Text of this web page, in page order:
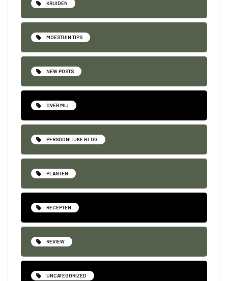
KRUIDEN
MOESTUIN TIPS
NEW POSTS
OVER MIJ
PERSOONLIJKE BLOG
PLANTEN
RECEPTEN
REVIEW
UNCATEGORIZED